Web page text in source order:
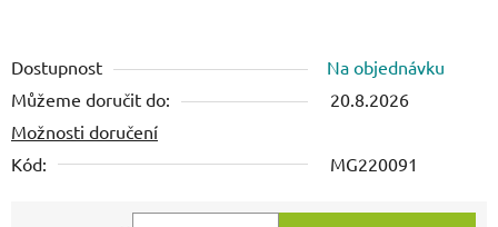
Dostupnost
Na objednávku
Můžeme doručit do:
20.8.2026
Možnosti doručení
Kód:
MG220091